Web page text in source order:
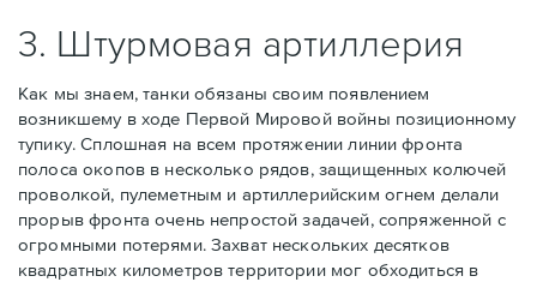
3. Штурмовая артиллерия
Как мы знаем, танки обязаны своим появлением
возникшему в ходе Первой Мировой войны позиционному
тупику. Сплошная на всем протяжении линии фронта
полоса окопов в несколько рядов, защищенных колючей
проволкой, пулеметным и артиллерийским огнем делали
прорыв фронта очень непростой задачей, сопряженной с
огромными потерями. Захват нескольких десятков
квадратных километров территории мог обходиться в